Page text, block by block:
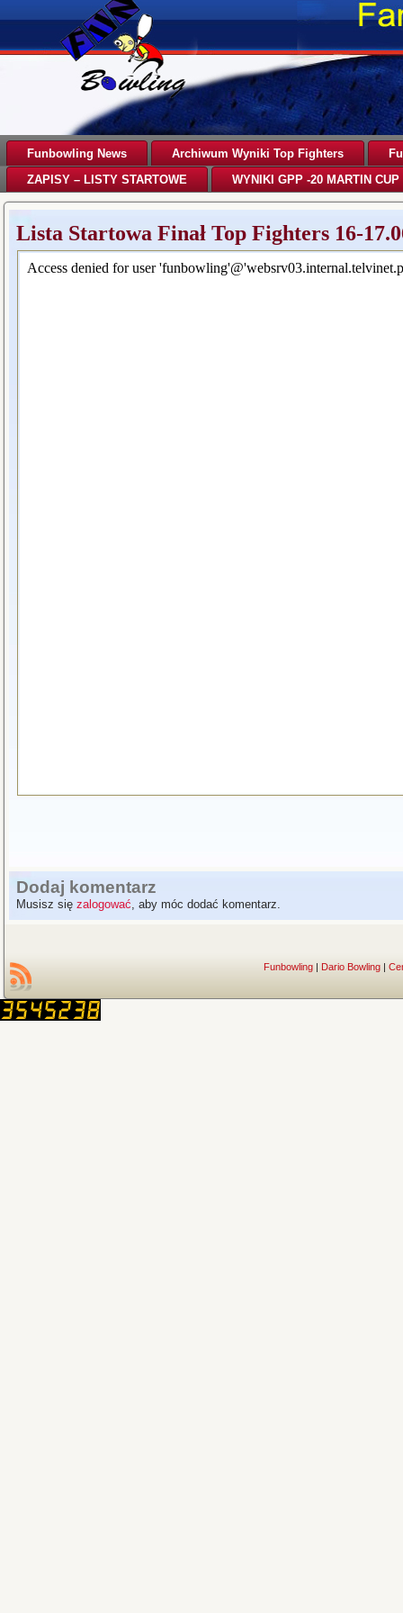
Funbowling News Archiwum Wyniki Top Fighters
ZAPISY – LISTY STARTOWE
WYNIKI GPP -20 MARTIN CUP
Lista Startowa Finał Top Fighters 16-
Dodaj komentarz
Musisz się zalogować, aby móc dodać komentarz.
Funbowling | Dario Bowling |